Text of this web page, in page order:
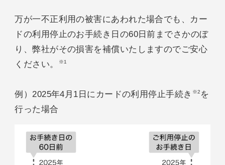
万が一不正利用の被害にあわれた場合でも、カー
ドの利用停止のお手続き日の60日前までさかのぼ
り、弊社がその損害を補償いたしますのでご安心
ください。
※1
例）2025年4月1日にカードの利用停止手続き ※2 を
行った場合